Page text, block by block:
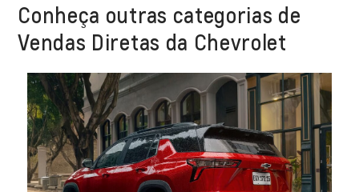
Conheça outras categorias de
Vendas Diretas da Chevrolet